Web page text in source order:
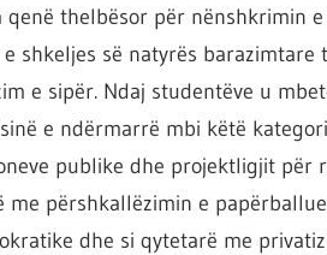
qenë thelbësor për nënshkrimin
shkeljes së natyrës
e sipër. Ndaj studentëve u
e ndërmarrë mbi këtë
publike dhe projektligjit për
me përshkallëzimin e
dhe si qytetarë me